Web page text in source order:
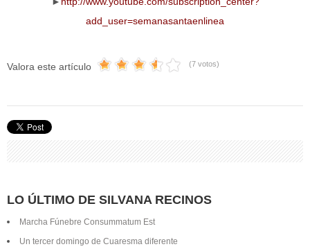
add_user=semanasantaenlinea
Valora este artículo (7 votos)
LO ÚLTIMO DE SILVANA RECINOS
Marcha Fúnebre Consummatum Est
Un tercer domingo de Cuaresma diferente